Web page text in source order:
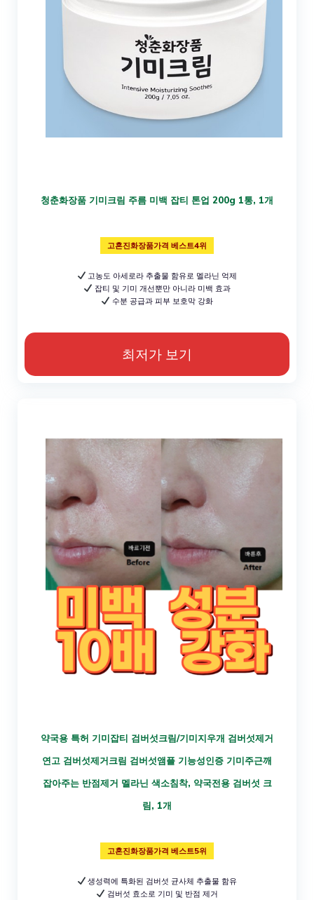
청춘화장품 기미크림 주름 미백 잡티 톤업 200g 1통, 1개
고혼진화장품가격 베스트4위
고농도 아세로라 추출물 함유로 멜라닌 억제
잡티 및 기미 개선뿐만 아니라 미백 효과
수분 공급과 피부 보호막 강화
최저가 보기
약국용 특허 기미잡티 검버섯크림/기미지우개 검버섯제거
연고 검버섯제거크림 검버섯앰플 기능성인증 기미주근깨
잡아주는 반점제거 멜라닌 색소침착, 약국전용 검버섯 크
림, 1개
고혼진화장품가격 베스트5위
생성력에 특화된 검버섯 균사체 추출물 함유
검버섯 효소로 기미 및 반점 제거